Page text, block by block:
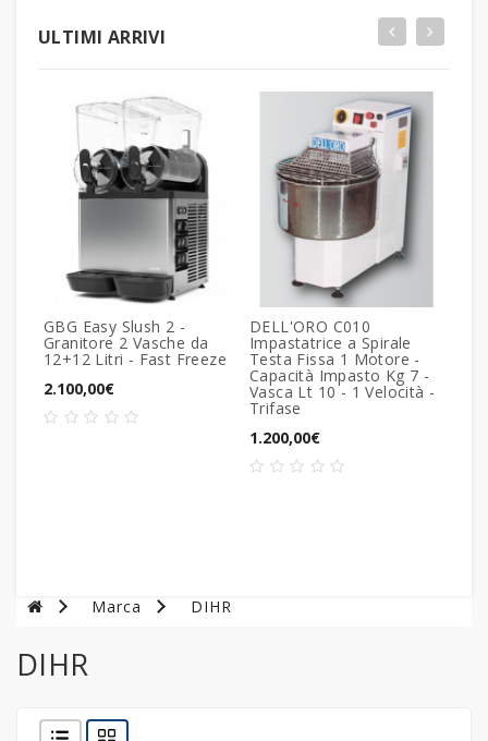
ULTIMI ARRIVI
GBG Easy Slush 2 -
Granitore 2 Vasche da
12+12 Litri - Fast Freeze
2.100,00€
DELL'ORO C010
Impastatrice a Spirale
Testa Fissa 1 Motore -
Capacità Impasto Kg 7 -
Vasca Lt 10 - 1 Velocità -
Trifase
1.200,00€
Marca DIHR
DIHR